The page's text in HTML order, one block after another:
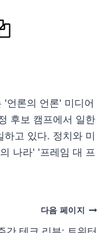
'언론의 언론' 미디어
후보 캠프에서 일한
하고 있다. 정치와 미
나라' '프레임 대 프
다음 페이지